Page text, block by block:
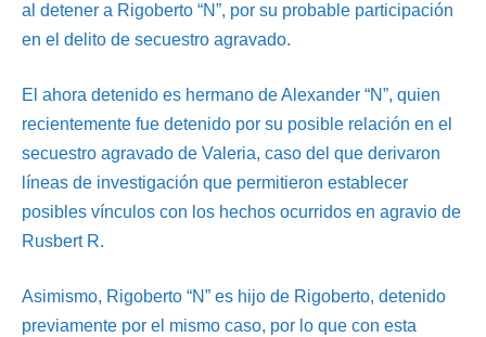
al detener a Rigoberto “N”, por su probable participación
en el delito de secuestro agravado.
El ahora detenido es hermano de Alexander “N”, quien
recientemente fue detenido por su posible relación en el
secuestro agravado de Valeria, caso del que derivaron
líneas de investigación que permitieron establecer
posibles vínculos con los hechos ocurridos en agravio de
Rusbert R.
Asimismo, Rigoberto “N” es hijo de Rigoberto, detenido
previamente por el mismo caso, por lo que con esta